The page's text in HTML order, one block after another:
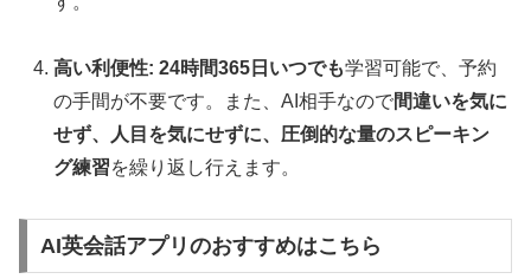
高い利便性: 24時間365日いつでも学習可能で、予約
の手間が不要です。また、AI相手なので間違いを気に
せず、人目を気にせずに、圧倒的な量のスピーキン
グ練習を繰り返し行えます。
AI英会話アプリのおすすめはこちら